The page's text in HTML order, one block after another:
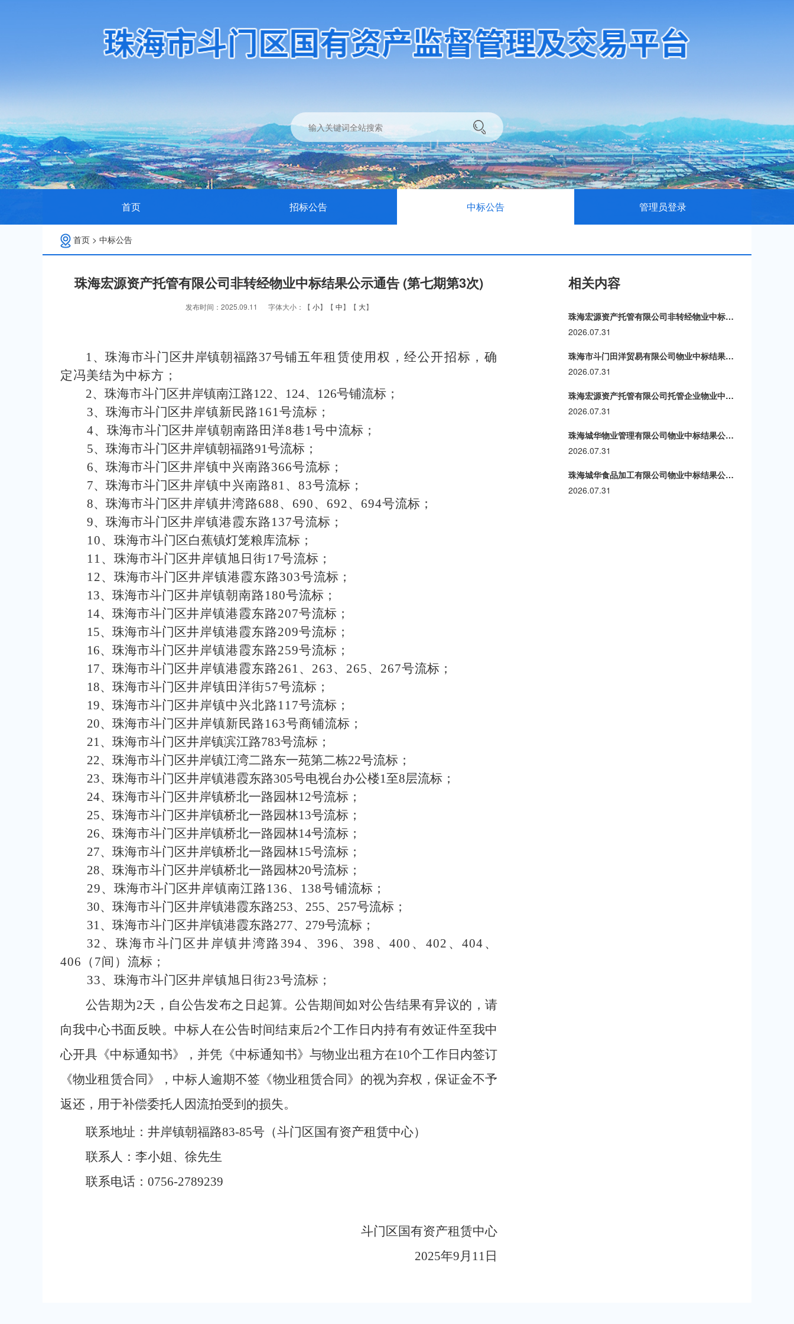
首页 招标公告 中标公告 管理员登录
首页 > 中标公告
珠海宏源资产托管有限公司非转经物业中标结果公示通告 (第七期第3次)
发布时间：2025.09.11 字体大小：【 小】【 中】【 大】
1、珠海市斗门区井岸镇朝福路37号铺五年租赁使用权，经公开招标，确
定冯美结为中标方；
2、珠海市斗门区井岸镇南江路122、 124、 126号铺流标；
3、珠海市斗门区井岸镇新民路161号流标；
4、 珠海市斗门区井岸镇朝南路田洋8巷1号中流标；
5、 珠海市斗门区井岸镇朝福路91号流标；
6、 珠海市斗门区井岸镇中兴南路366号流标；
7、 珠海市斗门区井岸镇中兴南路81、 83号流标；
8、 珠海市斗门区井岸镇井湾路688、 690、 692、 694号流标；
9、 珠海市斗门区井岸镇港霞东路137号流标；
10、 珠海市斗门区白蕉镇灯笼粮库流标；
11、 珠海市斗门区井岸镇旭日街17号流标；
12、 珠海市斗门区井岸镇港霞东路303号流标；
13、 珠海市斗门区井岸镇朝南路180号流标；
14、 珠海市斗门区井岸镇港霞东路207号流标；
15、 珠海市斗门区井岸镇港霞东路209号流标；
16、 珠海市斗门区井岸镇港霞东路259号流标；
17、 珠海市斗门区井岸镇港霞东路261、 263、 265、 267号流标；
18、 珠海市斗门区井岸镇田洋街57号流标；
19、 珠海市斗门区井岸镇中兴北路117号流标；
20、 珠海市斗门区井岸镇新民路163号商铺流标；
21、 珠海市斗门区井岸镇滨江路783号流标；
22、 珠海市斗门区井岸镇江湾二路东一苑第二栋22号流标；
23、 珠海市斗门区井岸镇港霞东路305号电视台办公楼1至8层流标；
24、珠海市斗门区井岸镇桥北一路园林12号流标；
25、珠海市斗门区井岸镇桥北一路园林13号流标；
26、珠海市斗门区井岸镇桥北一路园林14号流标；
27、珠海市斗门区井岸镇桥北一路园林15号流标；
28、珠海市斗门区井岸镇桥北一路园林20号流标；
29、 珠海市斗门区井岸镇南江路136、 138号铺流标；
30、珠海市斗门区井岸镇港霞东路253、 255、 257号流标；
31、珠海市斗门区井岸镇港霞东路277、 279号流标；
32 、珠海市斗门区井岸镇井湾路 394 、 396 、 398 、400 、 402 、404 、
406 （ 7间） 流标；
33、 珠海市斗门区井岸镇旭日街23号流标；
公告期为2天，自公告发布之日起算。公告期间如对公告结果有异议的，请
向我中心书面反映。中标人在公告时间结束后2个工作日内持有有效证件至我中
心开具《中标通知书》，并凭《中标通知书》与物业出租方在10个工作日内签订
《物业租赁合同》，中标人逾期不签《物业租赁合同》的视为弃权，保证金不予
返还，用于补偿委托人因流拍受到的损失。
联系地址：井岸镇朝福路83-85号（斗门区国有资产租赁中心）
联系人：李小姐、徐先生
联系电话： 0756-2789239
斗门区国有资产租赁中心
2025年9月 11 日
相关内容
珠海宏源资产托管有限公司非转经物业中标结果公示通告(第十九期)
2026.07.31
珠海市斗门田洋贸易有限公司物业中标结果公示通告(第十四期)
2026.07.31
珠海宏源资产托管有限公司托管企业物业中标结果公示通告(第一百一十九期)
2026.07.31
珠海城华物业管理有限公司物业中标结果公示通告(第十三期)
2026.07.31
珠海城华食品加工有限公司物业中标结果公示通告(第三十期)
2026.07.31